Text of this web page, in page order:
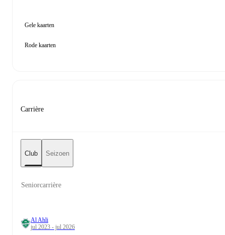
Gele kaarten
Rode kaarten
Carrière
Club Seizoen
Seniorcarrière
Al Ahli
jul 2023 - jul 2026